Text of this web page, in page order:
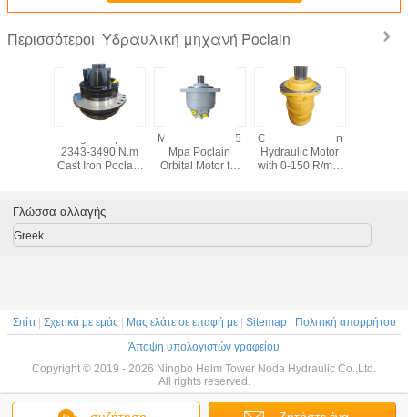
Περισσότεροι Υδραυλική μηχανή Poclain
Mpa
2343-3490 N.m
Cast Iron Poclain
Max Pressure 45
Mpa Poclain
Orbital Motor for
Cast Iron Poclain
Hydraulic Motor
with 0-150 R/min
Γλώσσα αλλαγής
Greek
Σπίτι | Σχετικά με εμάς | Μας ελάτε σε επαφή με| Sitemap| Πολιτική απορρήτου
Άποψη υπολογιστών γραφείου
Copyright © 2019 - 2026 Ningbo Helm Tower Noda Hydraulic Co.,Ltd.
All rights reserved.